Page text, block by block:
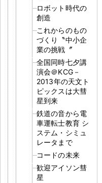
ロボット時代の
創造
これからのもの
づくり〝中小企
業の挑戦〞
全国同時七夕講
演会＠KCG－
2013年の天文ト
ピックスは大彗
星到来
鉄道の音から電
車運転士教育 シ
ステム・シミュ
レータまで
コードの未来
歓迎アイソン彗
星